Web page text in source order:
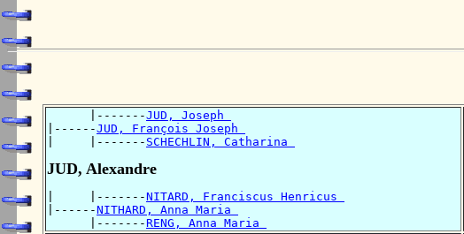
      |-------
JUD, Joseph
|------JUD, François Joseph
|     |------- SCHECHLIN, Catharina
JUD, Alexandre
|     |-------NITARD, Franciscus Henricus
|------NITHARD, Anna Maria
      |-------
RENG, Anna Maria